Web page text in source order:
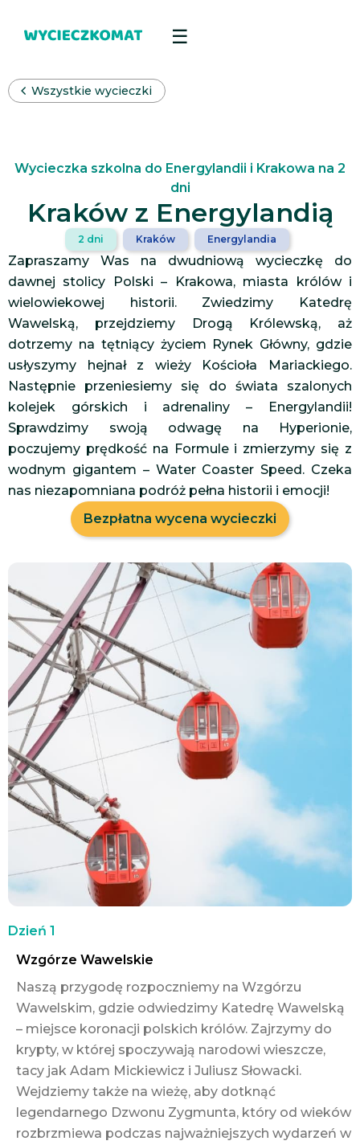
Wszystkie wycieczki
Wycieczka szkolna do Energylandii i Krakowa na 2
dni
Kraków z Energylandią
2 dni Kraków Energylandia
Zapraszamy Was na dwudniową wycieczkę do
dawnej stolicy Polski – Krakowa, miasta królów i
wielowiekowej historii. Zwiedzimy Katedrę
Wawelską, przejdziemy Drogą Królewską, aż
dotrzemy na tętniący życiem Rynek Główny, gdzie
usłyszymy hejnał z wieży Kościoła Mariackiego.
Następnie przeniesiemy się do świata szalonych
kolejek górskich i adrenaliny – Energylandii!
Sprawdzimy swoją odwagę na Hyperionie,
poczujemy prędkość na Formule i zmierzymy się z
wodnym gigantem – Water Coaster Speed. Czeka
nas niezapomniana podróż pełna historii i emocji!
Bezpłatna wycena wycieczki
Dzień 1
Wzgórze Wawelskie
Naszą przygodę rozpoczniemy na Wzgórzu
Wawelskim, gdzie odwiedzimy Katedrę Wawelską
– miejsce koronacji polskich królów. Zajrzymy do
krypty, w której spoczywają narodowi wieszcze,
tacy jak Adam Mickiewicz i Juliusz Słowacki.
Wejdziemy także na wieżę, aby dotknąć
legendarnego Dzwonu Zygmunta, który od wieków
rozbrzmiewa podczas najważniejszych wydarzeń w